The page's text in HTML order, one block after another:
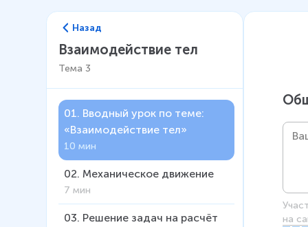
Назад
Взаимодействие тел
Тема 3
01. Вводный урок по теме:
«Взаимодействие тел»
10 мин
02. Механическое движение
7 мин
03. Решение задач на расчёт
на